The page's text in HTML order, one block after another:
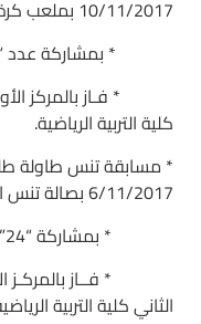
10/11/2017 بملعب كرة طائرة مركز شباب مدينة أســوان.
* بمشاركة عدد “12”
* فـاز بالمركز الأول
كلية التربية الرياضية.
* مسابقة تنس طاولة
6/11/2017 بصالة تنس الطـاولة بأسـوان الجديدة.
* بمشاركة “24” طــالب.
* فــاز بالمركـز
الثاني كلية التربية